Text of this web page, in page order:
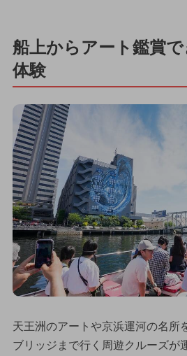
船上からアート鑑賞
体験
天王洲のアートや京浜運河の名所
ブリッジまで行く周遊クルーズが